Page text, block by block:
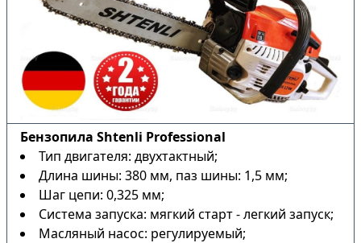
Бензопила Shtenli Professional
Тип двигателя: двухтактный;
Длина шины: 380 мм, паз шины: 1,5 мм;
Шаг цепи: 0,325 мм;
Система запуска: мягкий старт - легкий запуск;
Масляный насос: регулируемый;